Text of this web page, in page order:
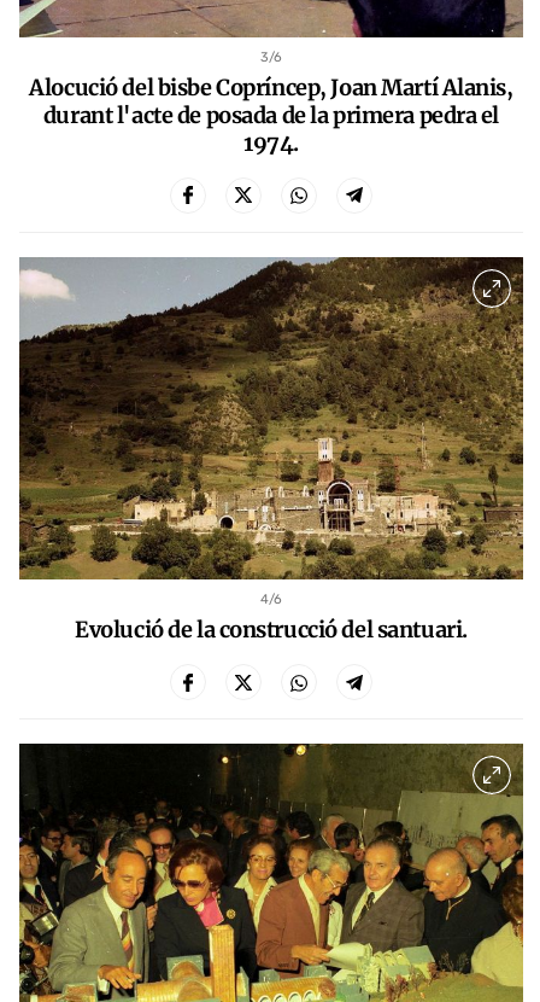
3/6
Alocució del bisbe Copríncep, Joan Martí Alanis,
durant l'acte de posada de la primera pedra el
1974.
4/6
Evolució de la construcció del santuari.